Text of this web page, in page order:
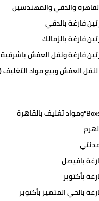
والدقي والمهندسين
فارغة بالدقي
فارغة بالزمالك
فارغة ونقل العفش باشرقية
بافيصل
بأكتوبر
بالحي المتميز بأكتوبر